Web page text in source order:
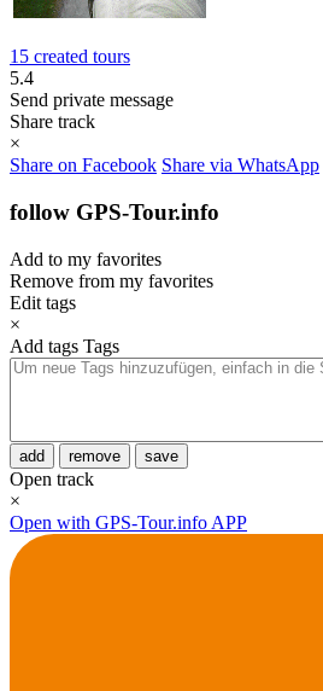
15 created tours
5.4
Send private message
Share track
×
Share on Facebook Share via WhatsApp
follow GPS-Tour.info
Add to my favorites
Remove from my favorites
Edit tags
×
Add tags Tags
add remove save
Open track
×
Open with GPS-Tour.info APP